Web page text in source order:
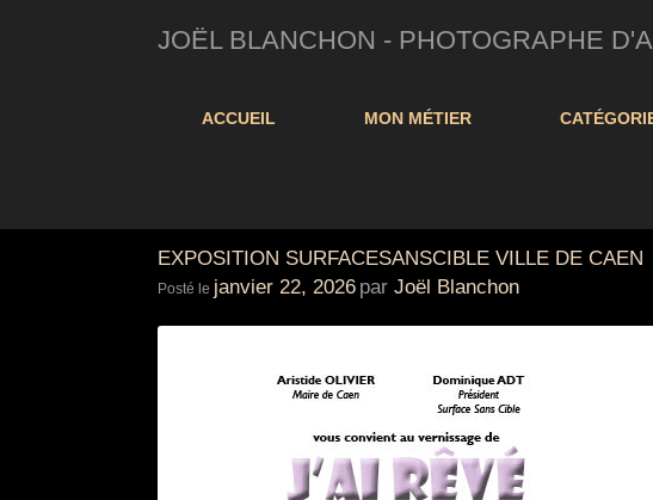
JOËL BLANCHON - PHOTOGRAPHE
ACCUEIL MON MÉTIER
EXPOSITION SURFACESANSCIBLE VILLE DE CAEN
Posté le janvier 22, 2026 par Joël Blanchon